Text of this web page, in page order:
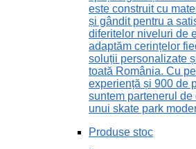
este construit cu
și gândit pentru a
diferitelor niveluri de
adaptăm cerințelor
soluții personalizate
toată România. Cu
experiență și 900 de
suntem partenerul
unui skate park
Produse stoc